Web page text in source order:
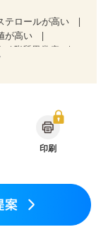
テロールが高い
が高い
脂質異常症
期）
）
骨折
印刷